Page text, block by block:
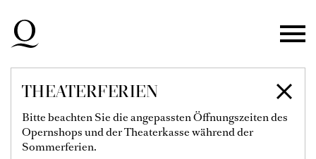
Zur Hauptnavigation springen
Zum Hauptinhalt springen
Zum Footer springen
THEATERFERIEN
Bitte beachten Sie die angepassten Öffnungszeiten des
Opernshops und der Theaterkasse während der
Sommerferien.
JONAS
GUDMUNDSSON